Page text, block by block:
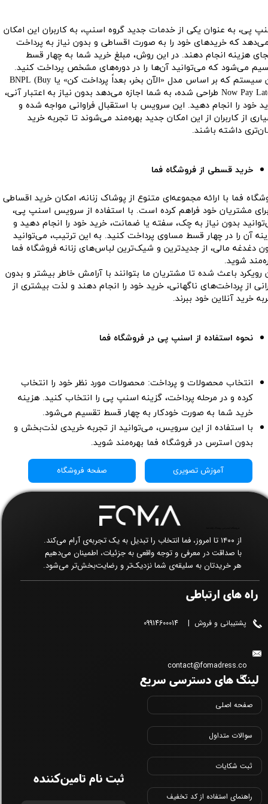
پی، به عنوان یکی از خدمات جدید گروه اسنپ، به کاربران این امکان
می‌دهد که خریدهای خود را به صورت اقساطی و بدون نیاز به پرداخت
هزینه انجام دهند. در این روش، مبلغ خرید شما به چهار قسط
می‌شود که می‌توانید آن‌ها را در دوره‌های مشخص پرداخت کنید.
این سیستم که بر اساس مدل «الآن بخر، بعداً پرداخت کن» یا BNPL (Buy
Now Pay Later) طراحی شده، به شما اجازه می‌دهد بدون نیاز به اعتبار آنی،
خود را انجام دهید. این سرویس با استقبال فراوانی مواجه شده و
از کاربران از این امکان جدید بهره‌مند می‌شوند تا تجربه خرید
داشته باشند.
خرید قسطی از فروشگاه فما
فما با ارائه مجموعه‌ای متنوع از پوشاک زنانه، امکان خرید اقساطی
برای مشتریان خود فراهم کرده است. با استفاده از سرویس اسنپ پی،
بدون نیاز به چک، سفته یا ضمانت، خرید خود را انجام دهید و
آن را در چهار قسط مساوی پرداخت کنید. به این ترتیب، می‌توانید
دغدغه مالی، از جدیدترین و شیک‌ترین لباس‌های زنانه فروشگاه فما
شوید.
رویکرد باعث شده تا مشتریان ما بتوانند با آرامش خاطر بیشتر و بدون
از پرداخت‌های ناگهانی، خرید خود را انجام دهند و لذت بیشتری از
خرید آنلاین خود ببرند.
نحوه استفاده از اسنپ پی در فروشگاه فما
انتخاب محصولات و پرداخت: محصولات مورد نظر خود را انتخاب
کرده و در مرحله پرداخت، گزینه اسنپ پی را انتخاب کنید. هزینه
خرید شما به صورت خودکار به چهار قسط تقسیم می‌شود.
با استفاده از این سرویس، می‌توانید از تجربه خریدی لذت‌بخش و
بدون استرس در فروشگاه فما بهره‌مند شوید.​​​​​​​
آموزش تصویری صفحه فروشگاه
راه های ارتباطی
پشتیبانی و فروش | 09914600014
contact@fomadress.co
m
لینک های دسترسی سریع
صفحه اصلی
سوالات متداول
ثبت شکایات
راهنمای استفاده از کد تخفیف
از ۱۴۰۰ تا امروز، فما انتخاب را تبدیل به یک تجربه‌ی آرام می‌کند.
با صداقت در معرفی و توجه واقعی به جزئیات، اطمینان می‌دهیم
هر خریدتان به سلیقه‌ی شما نزدیک‌تر و رضایت‌بخش‌تر می‌شود.
ثبت نام تامین‌کننده